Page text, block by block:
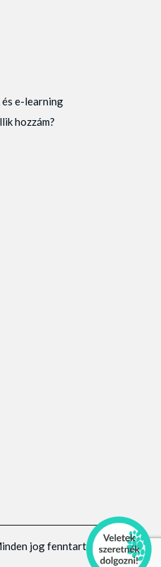
és e-learning
hozzám?
jog fenntartva.